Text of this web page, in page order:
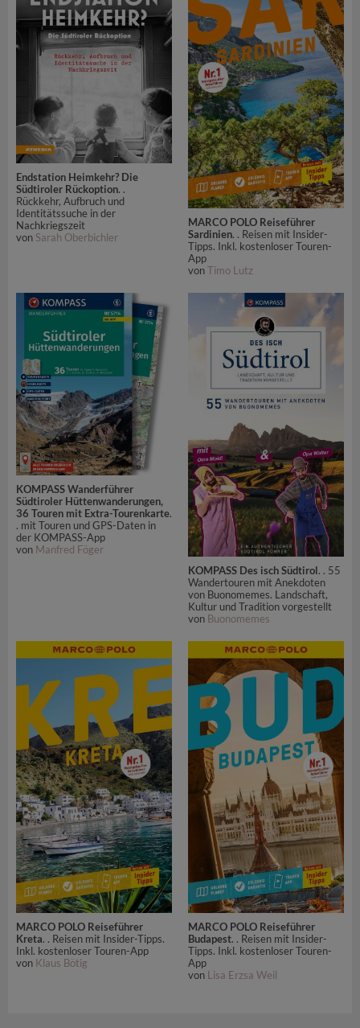
Endstation Heimkehr? Die
Südtiroler Rückoption. .
Rückkehr, Aufbruch und
Identitätssuche in der
Nachkriegszeit
von Sarah Oberbichler
MARCO POLO Reiseführer
Sardinien. . Reisen mit Insider-
Tipps. Inkl. kostenloser Touren-
App
vonTimo Lutz
KOMPASS Wanderführer
Südtiroler Hüttenwanderungen,
36 Touren mit Extra-Tourenkarte.
. mit Touren und GPS-Daten in
der KOMPASS-App
von Manfred Föger
KOMPASS Des isch Südtirol. . 55
Wandertouren mit Anekdoten
von Buonomemes. Landschaft,
Kultur und Tradition vorgestellt
von Buonomemes
MARCO POLO Reiseführer
Kreta. . Reisen mit Insider-Tipps.
Inkl. kostenloser Touren-App
von Klaus Bötig
MARCO POLO Reiseführer
Budapest. . Reisen mit Insider-
Tipps. Inkl. kostenloser Touren-
App
von Lisa Erzsa Weil